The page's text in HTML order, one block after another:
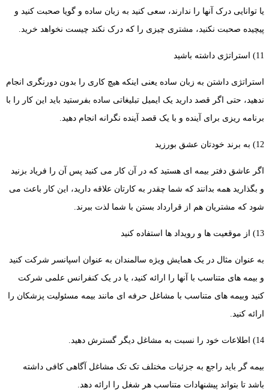
یا توانایی درک آنها را ندارند، سعی کنید به زبان ساده و گویا صحبت کنید و
پیچیده صحبت نکنید، مشتری چیزی را که درک نکند چیست نخواهد خرید.
11) استراتژی داشته باشید
استراتژی داشتن به زبان ساده یعنی اینکه هیچ کاری را بدون دورنگری انجام
ندهید، حتی اگر قصد دارید یک ایمیل تبلیغاتی ساده بفرستید باید این کار را با
برنامه ریزی برای آینده و با یک قصد آینده نگرانه انجام دهید.
12) به برند خودتان عشق بورزید
اگر عاشق دفتر بیمه ای هستید که در آن کار می کنید پس آن را فریاد بزنید
و بگذارید همه بدانند که شما چقدر به کارتان علاقه دارید، این کار باعث می
شود که مشتریان هم از قرارداد بستن با شما لذت ببرند.
13) از موقعیت ها و رویداد ها استفاده کنید
به عنوان مثال در یک همایش ویژه سالمندان به عنوان اسپانسر شرکت کنید
و بیمه های متناسب با آنها را ارائه کنید، یا در یک کنفرانس علمی شرکت
کنید وبیمه های متناسب با مشاغل حرفه ای مانند بیمه مسئولیت پزشکان را
ارائه کنید.
14) اطلاعات خود را نسبت به مشاغل دیگر گسترش دهید.
بیمه گر باید راجع به جزئیات مختلف تک تک مشاغل آگاهی کافی داشته
باشد تا بتواند پیشنهادات متناسب هر شغل را ارائه دهد.